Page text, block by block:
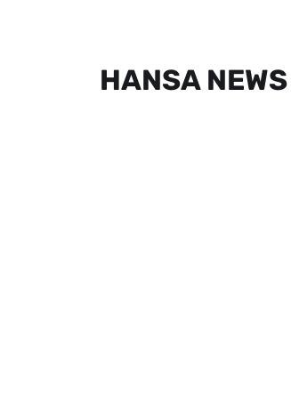
HANSA NEWS